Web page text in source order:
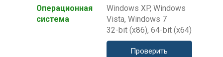
Операционная
система
Windows XP, Windows
Vista, Windows 7
32-bit (x86), 64-bit (x64)
Проверить